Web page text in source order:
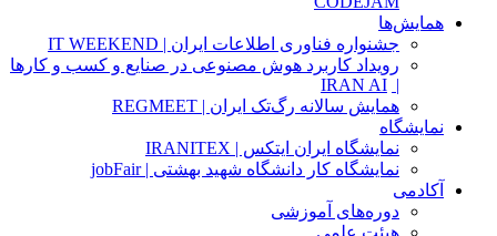
همایش‌ها
جشنواره فناوری اطلاعات ایران | IT WEEKEND
رویداد کاربرد هوش مصنوعی در صنایع و کسب و کارها
|
IRAN AI
همایش سالانه رگ‌تک ایران | REGMEET
نمایشگاه
نمایشگاه ایران ایتکس | IRANITEX
نمایشگاه کار دانشگاه شهید بهشتی | jobFair
آکادمی
دوره‌های آموزشی